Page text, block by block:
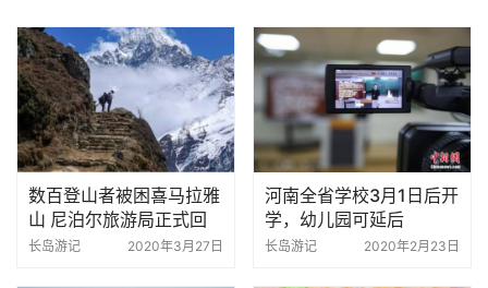
数百登山者被困喜马拉雅
山 尼泊尔旅游局正式回
应
长岛游记 2020年3月27日
河南全省学校3月1日后开
学，幼儿园可延后
长岛游记 2020年2月23日